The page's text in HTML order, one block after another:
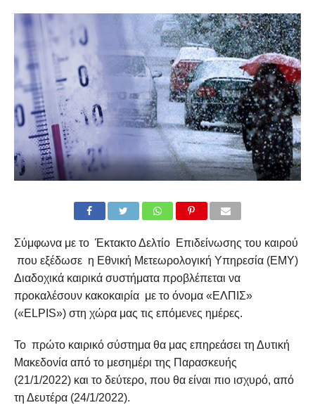
Σύμφωνα με το Έκτακτο Δελτίο Επιδείνωσης του καιρού
που εξέδωσε η Εθνική Μετεωρολογική Υπηρεσία (ΕΜΥ)
Διαδοχικά καιρικά συστήματα προβλέπεται να
προκαλέσουν κακοκαιρία με το όνομα «ΕΛΠΙΣ»
(«ELPIS») στη χώρα μας τις επόμενες ημέρες.
Το πρώτο καιρικό σύστημα θα μας επηρεάσει τη Δυτική
Μακεδονία από το μεσημέρι της Παρασκευής
(21/1/2022) και το δεύτερο, που θα είναι πιο ισχυρό, από
τη Δευτέρα (24/1/2022).